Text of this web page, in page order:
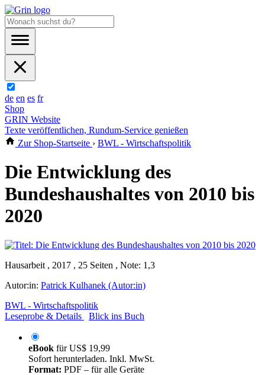
de en es fr
Shop
GRIN Website
Texte veröffentlichen, Rundum-Service genießen
Zur Shop-Startseite › BWL - Wirtschaftspolitik
Die Entwicklung des
Bundeshaushaltes von 2010 bis
2020
Hausarbeit , 2017 , 25 Seiten , Note: 1,3
Autor:in: Patrick Kulhanek (Autor:in)
BWL - Wirtschaftspolitik
Leseprobe & Details
Blick ins Buch
eBook fürUS$ 19,99
Sofort herunterladen. Inkl. MwSt.
Format: PDF – für alle Geräte